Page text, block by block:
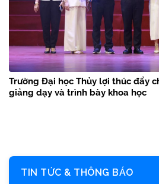
Trường Đại học Thủy lợi thúc đẩy
giảng dạy và trình bày khoa học
TIN TỨC & THÔNG BÁO